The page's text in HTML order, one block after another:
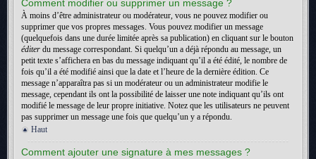
Comment modifier ou supprimer un message ?
À moins d’être administrateur ou modérateur, vous ne pouvez modifier ou
supprimer que vos propres messages. Vous pouvez modifier un message
(quelquefois dans une durée limitée après sa publication) en cliquant sur le bouton
éditer du message correspondant. Si quelqu’un a déjà répondu au message, un
petit texte s’affichera en bas du message indiquant qu’il a été édité, le nombre de
fois qu’il a été modifié ainsi que la date et l’heure de la dernière édition. Ce
message n’apparaîtra pas si un modérateur ou un administrateur modifie le
message, cependant ils ont la possibilité de laisser une note indiquant qu’ils ont
modifié le message de leur propre initiative. Notez que les utilisateurs ne peuvent
pas supprimer un message une fois que quelqu’un y a répondu.
Haut
Comment ajouter une signature à mes messages ?